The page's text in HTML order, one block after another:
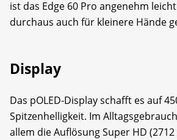
ist das Edge 60 Pro angenehm
durchaus auch für kleinere Hände
Display
Das pOLED-Display schafft es auf
Spitzenhelligkeit. Im
allem die Auflösung Super HD (2712